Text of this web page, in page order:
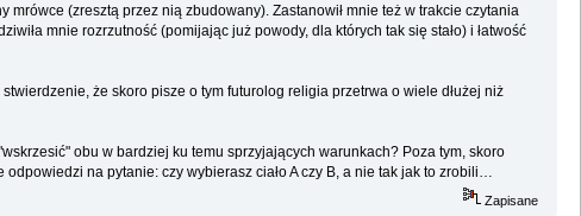
mrówce (zresztą przez nią zbudowany). Zastanowił mnie też w trakcie czytania
mnie rozrzutność (pomijając już powody, dla których tak się stało) i łatwość
że skoro pisze o tym futurolog religia przetrwa o wiele dłużej niż
obu w bardziej ku temu sprzyjających warunkach? Poza tym, skoro
na pytanie: czy wybierasz ciało A czy B, a nie tak jak to zrobili…
Zapisane